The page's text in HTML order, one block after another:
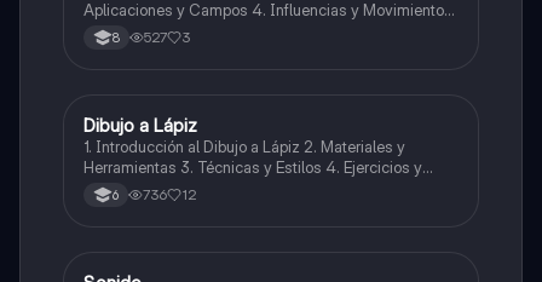
Aplicaciones y Campos 4. Influencias y Movimientos
Artísticos 5. Ética en la Ilustración 6. Desarrollo
Profesional y Educativo 7. Ejemplos y Referencias
8 527 3
Artes
Dibujo a Lápiz
1. Introducción al Dibujo a Lápiz 2. Materiales y
Herramientas 3. Técnicas y Estilos 4. Ejercicios y
Prácticas Recomendadas 5. Inspiración y
Referencias 6. Proceso Creativo y Experimentación
6 736 12